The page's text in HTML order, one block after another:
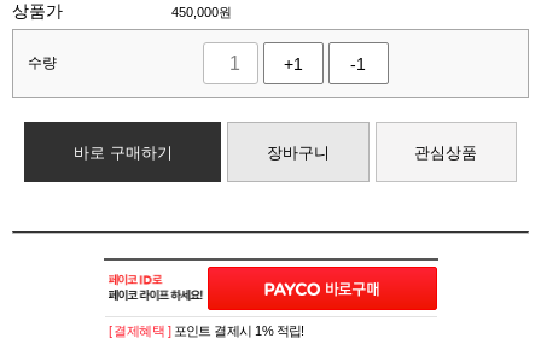
상품가 450,000원
수량 +1 -1
바로 구매하기 장바구니 관심상품
[ 결제혜택 ] 포인트 결제시 1% 적립!